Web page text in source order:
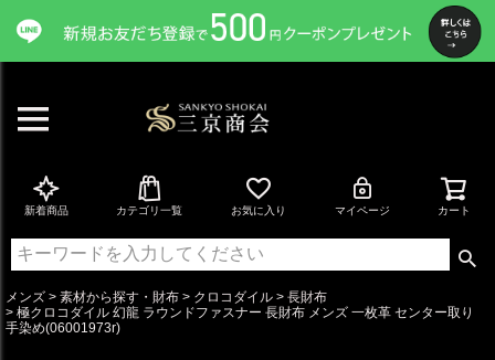
新着商品 カテゴリ一覧 お気に入り マイページ カート
メンズ 素材から探す・財布 クロコダイル
長財布
極クロコダイル 幻龍 ラウンドファスナー 長財布 メンズ 一枚革 センター取り
手染め(06001973r)
ペー
ジト
ップ